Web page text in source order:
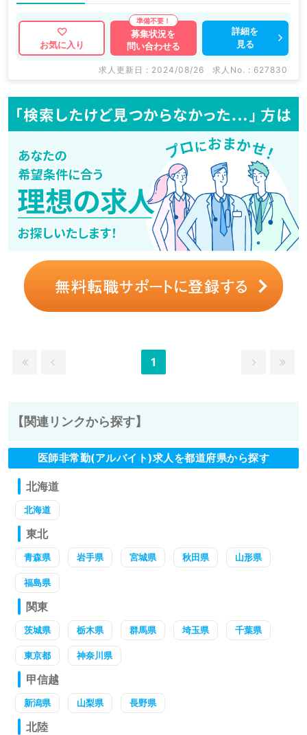
お気に入り
募集状況を
問い合わせる
詳細を
見る
求人更新日 : 2024/08/26 求人No. : 627830
1
【関連リンクから探す】
医師非常勤(アルバイト)求人を都道府県から探す
北海道
北海道
東北
青森県 岩手県 宮城県 秋田県 山形県
福島県
関東
茨城県 栃木県 群馬県 埼玉県 千葉県
東京都 神奈川県
甲信越
新潟県 山梨県 長野県
北陸